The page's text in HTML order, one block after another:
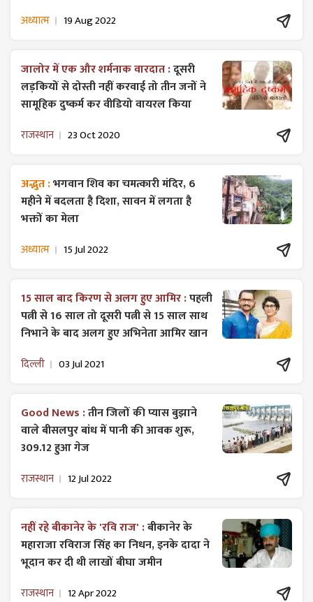
अध्यात्म 19 Aug 2022
जालोर में एक और शर्मनाक वारदात :दूसरी
लड़कियों से दोस्ती नहीं करवाई तो तीन जनों ने
सामूहिक दुष्कर्म कर वीडियो वायरल किया
राजस्थान 23 Oct 2020
अद्भुत :भगवान शिव का चमत्कारी मंदिर, 6
महीने में बदलता है दिशा, सावन में लगता है
भक्तों का मेला
अध्यात्म 15 Jul 2022
15 साल बाद किरण से अलग हुए आमिर :पहली
पत्नी से 16 साल तो दूसरी पत्नी से 15 साल साथ
निभाने के बाद अलग हुए अभिनेता आमिर खान
दिल्ली 03 Jul 2021
Good News :तीन जिलों की प्यास बुझाने
वाले बीसलपुर बांध में पानी की आवक शुरू,
309.12 हुआ गेज
राजस्थान 12 Jul 2022
नहीं रहे बीकानेर के 'रवि राज' :बीकानेर के
महाराजा रविराज सिंह का निधन, इनके दादा ने
भूदान कर दी थी लाखों बीघा जमीन
राजस्थान 12 Apr 2022